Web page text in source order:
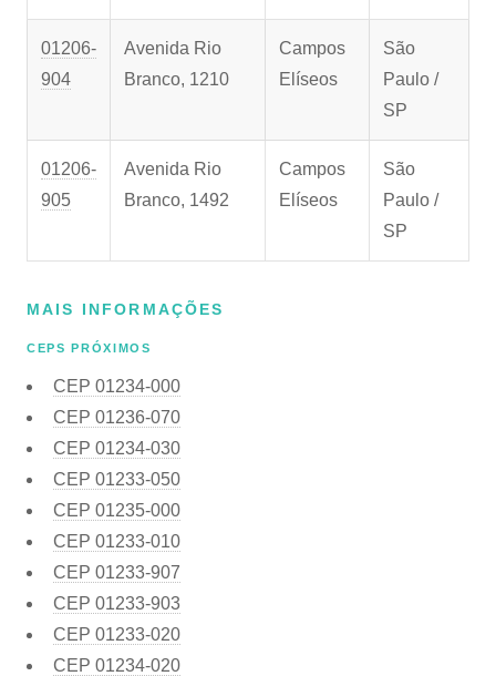
01206-
904
Avenida Rio
Branco, 1210
Campos
Elíseos
São
Paulo /
SP
01206-
905
Avenida Rio
Branco, 1492
Campos
Elíseos
São
Paulo /
SP
MAIS INFORMAÇÕES
CEPS PRÓXIMOS
CEP 01234-000
CEP 01236-070
CEP 01234-030
CEP 01233-050
CEP 01235-000
CEP 01233-010
CEP 01233-907
CEP 01233-903
CEP 01233-020
CEP 01234-020